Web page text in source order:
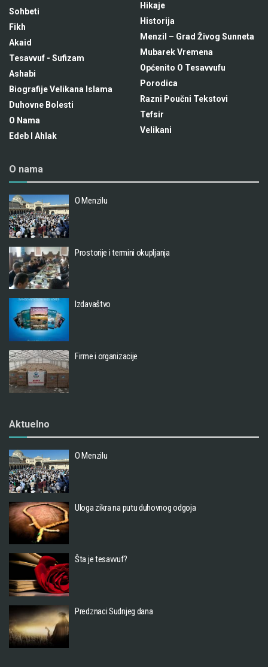
Sohbeti
Fikh
Akaid
Tesavvuf - Sufizam
Ashabi
Biografije Velikana Islama
Duhovne Bolesti
O Nama
Edeb I Ahlak
Hikaje
Historija
Menzil – Grad Živog Sunneta
Mubarek Vremena
Općenito O Tesavvufu
Porodica
Razni Poučni Tekstovi
Tefsir
Velikani
O nama
O Menzilu
Prostorije i termini okupljanja
Izdavaštvo
Firme i organizacije
Aktuelno
O Menzilu
Uloga zikra na putu duhovnog odgoja
Šta je tesavvuf?
Predznaci Sudnjeg dana